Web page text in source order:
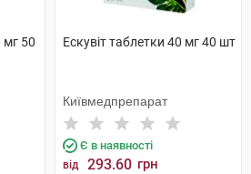
мг 50
Ескувіт таблетки 40 мг 40 шт
Київмедпрепарат
Є в наявності
від 293.60 грн